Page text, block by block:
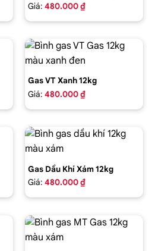
Giá: 480.000 ₫
Gas VT Xanh 12kg
Giá: 480.000 ₫
Gas Dầu Khí Xám 12kg
Giá: 480.000 ₫